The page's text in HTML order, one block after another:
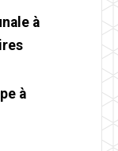
à
à